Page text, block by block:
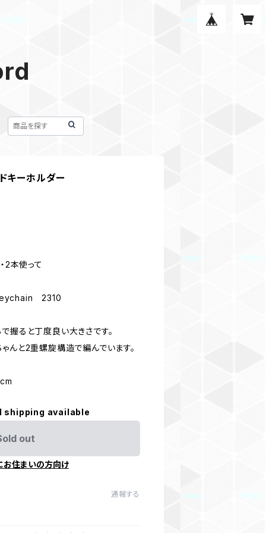
ーホルダー
2本使って
2310
握ると丁度良い大きさです。
んと2重螺旋構造で編んでいます。
shipping available
out
お住まいの方向け
通報する